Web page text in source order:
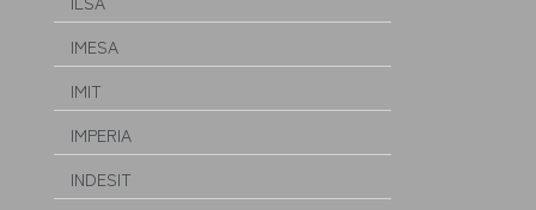
IMESA
IMIT
IMPERIA
INDESIT